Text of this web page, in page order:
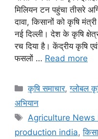
मिलियन टन पहुंचा तीसरे
दावा, किसानों को कृषि
नई दिल्ली। देश के कृषि
रच दिया है। केंद्रीय कृषि
फसलों … Read more
कृषि समाचार,ग्लोबल
अभियान
Agriculture News
production india,